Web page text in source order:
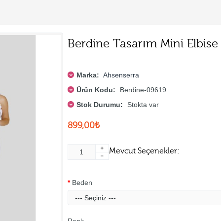
Berdine Tasarım Mini
Marka: Ahsenserra
Ürün Kodu:
Berdine-09619
Stok Durumu:
Stokta var
899,00₺
Mevcut Seçenekler:
Beden